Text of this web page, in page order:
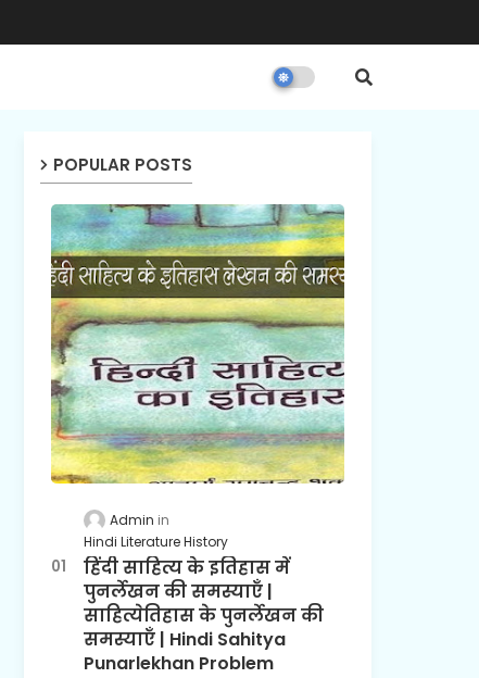
POPULAR POSTS
Admin
Hindi Literature History
हिंदी साहित्य के इतिहास में
पुनर्लेखन की समस्याएँ |
साहित्येतिहास के पुनर्लेखन की
समस्याएँ | Hindi Sahitya
Punarlekhan Problem